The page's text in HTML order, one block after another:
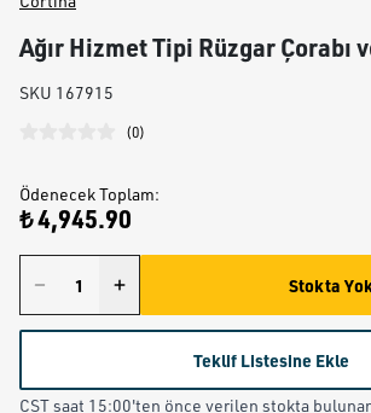
Ağır Hizmet Tipi Rüzgar Çorabı
SKU 167915
(0)
Ödenecek Toplam:
₺ 4,945.90
Stokta
Teklif Listesine Ekle
CST saat 15:00'ten önce verilen stokta